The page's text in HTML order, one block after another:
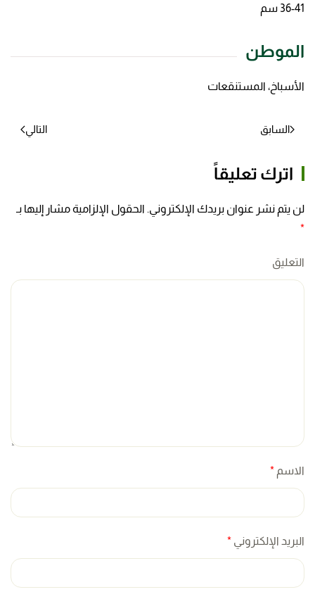
36-41 سم
الموطن
الأسباخ، المستنقعات
السابق التالي
اترك تعليقاً
لن يتم نشر عنوان بريدك الإلكتروني. الحقول الإلزامية مشار إليها بـ
*
التعليق
الاسم *
البريد الإلكتروني *